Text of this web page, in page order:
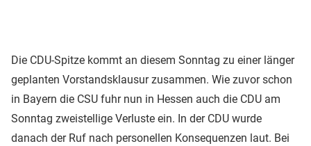
Die CDU-Spitze kommt an diesem Sonntag zu einer länger
geplanten Vorstandsklausur zusammen. Wie zuvor schon
in Bayern die CSU fuhr nun in Hessen auch die CDU am
Sonntag zweistellige Verluste ein. In der CDU wurde
danach der Ruf nach personellen Konsequenzen laut. Bei